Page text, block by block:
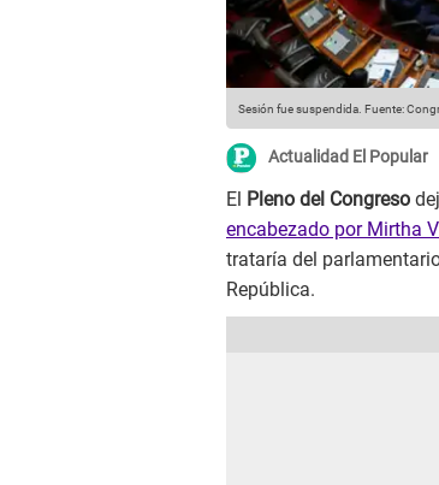
Sesión fue suspendida. Fuente:
Actualidad El Popular
El Pleno del Congreso
encabezado por Mirtha
trataría del
República.